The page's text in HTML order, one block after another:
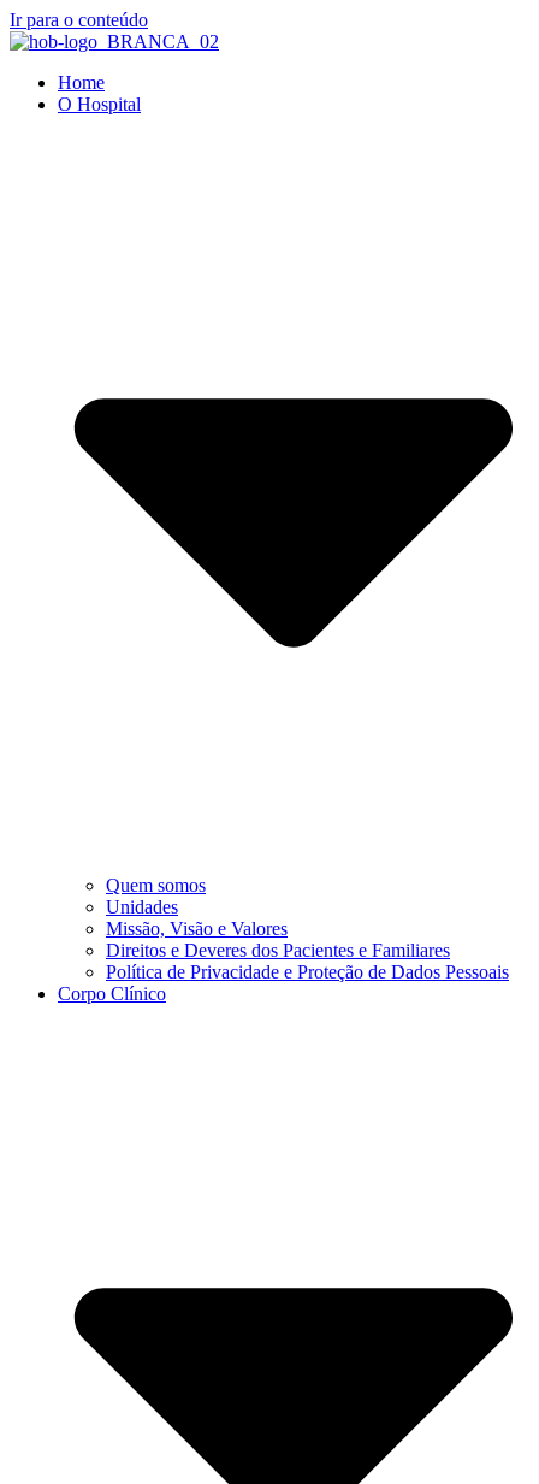
Ir para o conteúdo
Home
O Hospital
Quem somos
Unidades
Missão, Visão e Valores
Direitos e Deveres dos Pacientes e Familiares
Política de Privacidade e Proteção de Dados Pessoais
Corpo Clínico